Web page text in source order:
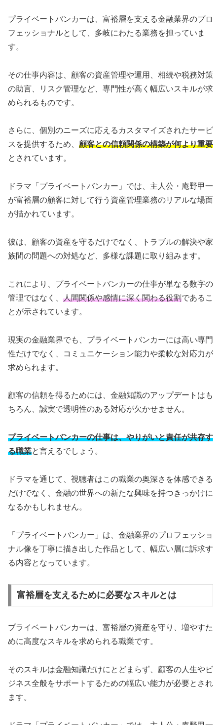
プライベートバンカーは、富裕層を支える金融業界のプロ
フェッショナルとして、多岐にわたる業務を担っていま
す。
その仕事内容は、顧客の資産管理や運用、相続や税務対策
の助言、リスク管理など、専門性が高く幅広いスキルが求
められるものです。
さらに、個別のニーズに応えるカスタマイズされたサービ
スを提供するため、 顧客との信頼関係の構築が何より重要
とされています。
ドラマ「プライベートバンカー」では、主人公・庵野甲一
が富裕層の顧客に対して行う資産管理業務のリアルな場面
が描かれています。
彼は、顧客の資産を守るだけでなく、トラブルの解決や家
族間の問題への対処など、多様な課題に取り組みます。
これにより、プライベートバンカーの仕事が単なる数字の
管理ではなく、 人間関係や感情に深く関わる役割であるこ
とが示されています。
現実の金融業界でも、プライベートバンカーには高い専門
性だけでなく、コミュニケーション能力や柔軟な対応力が
求められます。
顧客の信頼を得るためには、金融知識のアップデートはも
ちろん、誠実で透明性のある対応が欠かせません。
プライベートバンカーの仕事は、やりがいと責任が共存す
る職業と言えるでしょう。
ドラマを通じて、視聴者はこの職業の奥深さを体感できる
だけでなく、金融の世界への新たな興味を持つきっかけに
なるかもしれません。
「プライベートバンカー」は、金融業界のプロフェッショ
ナル像を丁寧に描き出した作品として、幅広い層に訴求す
る内容となっています。
富裕層を支えるために必要なスキルとは
プライベートバンカーは、富裕層の資産を守り、増やすた
めに高度なスキルを求められる職業です。
そのスキルは金融知識だけにとどまらず、顧客の人生やビ
ジネス全般をサポートするための幅広い能力が必要とされ
ます。